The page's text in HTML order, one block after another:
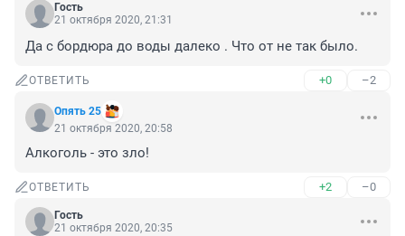
Гость
21 октября 2020, 21:31
Да с бордюра до воды далеко . Что от не так было.
ОТВЕТИТЬ +0 –2
Опять 25
21 октября 2020, 20:58
Алкоголь - это зло!
ОТВЕТИТЬ +2 –0
Гость
21 октября 2020, 20:35